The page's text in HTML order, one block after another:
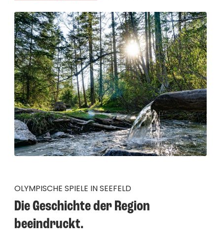
OLYMPISCHE SPIELE IN SEEFELD
Die Geschichte der Region
beeindruckt.